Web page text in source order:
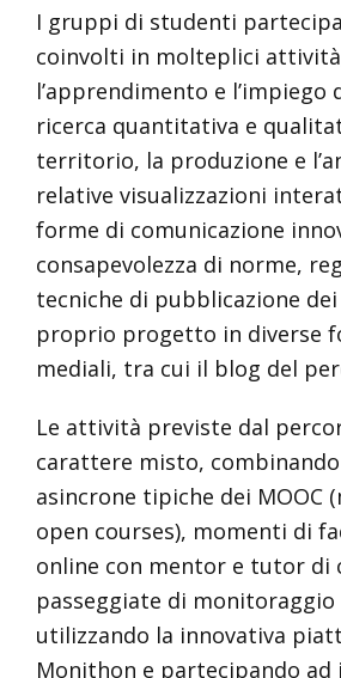
I gruppi di studenti
coinvolti in molteplici
l’apprendimento e l’impiego
ricerca quantitativa e
territorio, la produzione e
relative visualizzazioni
forme di comunicazione
consapevolezza di norme,
tecniche di pubblicazione
proprio progetto in diverse
mediali, tra cui il blog del
Le attività previste dal
carattere misto,
asincrone tipiche dei MOOC
open courses), momenti di
online con mentor e tutor di
passeggiate di monitoraggio
utilizzando la innovativa
Monithon e partecipando ad